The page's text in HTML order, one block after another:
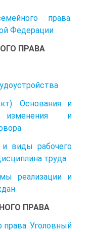
права.
Федерации
ПРАВА
Основания и
изменения и
и виды рабочего
труда
реализации и
ПРАВА
права. Уголовный